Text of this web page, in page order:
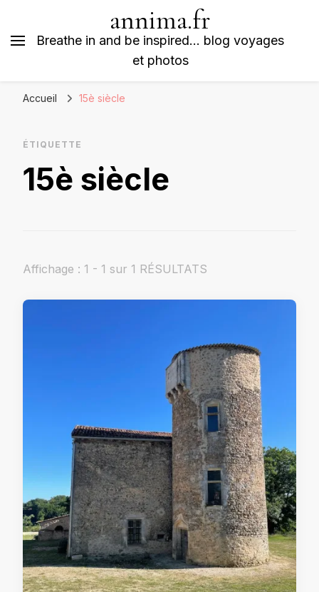
annima.fr
Breathe in and be inspired… blog voyages
et photos
Accueil 15è siècle
ÉTIQUETTE
15è siècle
Affichage : 1 - 1 sur 1 RÉSULTATS